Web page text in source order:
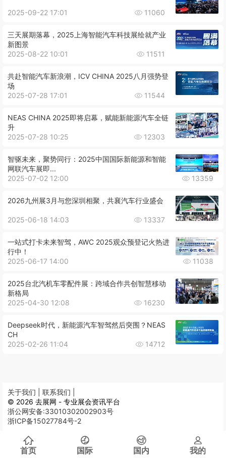
2025-09-22 17:01 11060
三天展期落幕，2025上海智能汽车科技展绘就产业
新图景
2025-08-22 10:01
11511
共赴智能汽车新浪潮，ICV CHINA 2025八月强势登
场
2025-07-28 17:01
11544
NEAS CHINA 2025即将启幕，赋能新能源汽车全链
升
2025-07-28 10:25
12303
智驱未来，聚势同行：2025中国国际新能源和智能
网联汽车展即...
2025-07-02 12:00
13359
2026九州展3月与您深圳相聚，共襄汽车行业盛会
2025-06-18 14:03 13337
一站式打卡未来智驾，AWC 2025观众预登记火热进
行中！
2025-06-17 14:00
11038
2025台北汽机车零配件展：跨域合作共创智慧移动
新格局
2025-04-30 12:08
16230
Deepseek时代，新能源汽车智驾然后突围？NEAS
CH
2025-02-26 11:04
14712
首页 国际 国内 我的
关于我们 | 联系我们 |
© 2026 去展网 - 专业展会资讯平台
浙公网安备:33010302002903号
浙ICP备15027784号-2